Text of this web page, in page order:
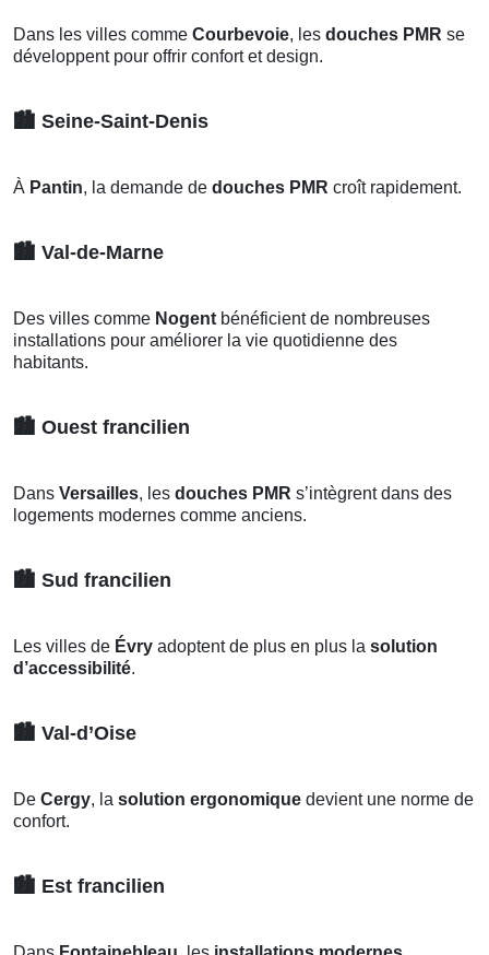
Dans les villes comme Courbevoie, les douches PMR se
développent pour offrir confort et design.
🏙️ Seine-Saint-Denis
À Pantin, la demande de douches PMR croît rapidement.
🏙️ Val-de-Marne
Des villes comme Nogent bénéficient de nombreuses
installations pour améliorer la vie quotidienne des
habitants.
🏙️ Ouest francilien
Dans Versailles, les douches PMR s’intègrent dans des
logements modernes comme anciens.
🏙️ Sud francilien
Les villes de Évry adoptent de plus en plus la solution
d’accessibilité.
🏙️ Val-d’Oise
De Cergy, la solution ergonomique devient une norme de
confort.
🏙️ Est francilien